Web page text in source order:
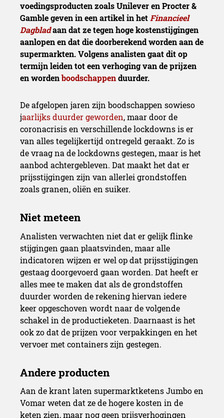
voedingsproducten zoals Unilever en Procter &
Gamble geven in een artikel in hetFinancieel
Dagbladaan dat ze tegen hoge kostenstijgingen
aanlopen en dat die doorberekend worden aan de
supermarkten. Volgens analisten gaat dit op
termijn leiden tot een verhoging van de prijzen
en wordenboodschappenduurder.
De afgelopen jaren zijn boodschappen sowieso
jaarlijks duurder geworden, maar door de
coronacrisis en verschillende lockdowns is er
van alles tegelijkertijd ontregeld geraakt. Zo is
de vraag na de lockdowns gestegen, maar is het
aanbod achtergebleven. Dat maakt het dat er
prijsstijgingen zijn van allerlei grondstoffen
zoals granen, oliën en suiker.
Analisten verwachten niet dat er gelijk flinke
stijgingen gaan plaatsvinden, maar alle
indicatoren wijzen er wel op dat prijsstijgingen
gestaag doorgevoerd gaan worden. Dat heeft er
alles mee te maken dat als de grondstoffen
duurder worden de rekening hiervan iedere
keer opgeschoven wordt naar de volgende
schakel in de productieketen. Daarnaast is het
ook zo dat de prijzen voor verpakkingen en het
vervoer met containers zijn gestegen.
Aan de krant laten supermarktketens Jumbo en
Vomar weten dat ze de hogere kosten in de
keten zien, maar nog geen prijsverhogingen